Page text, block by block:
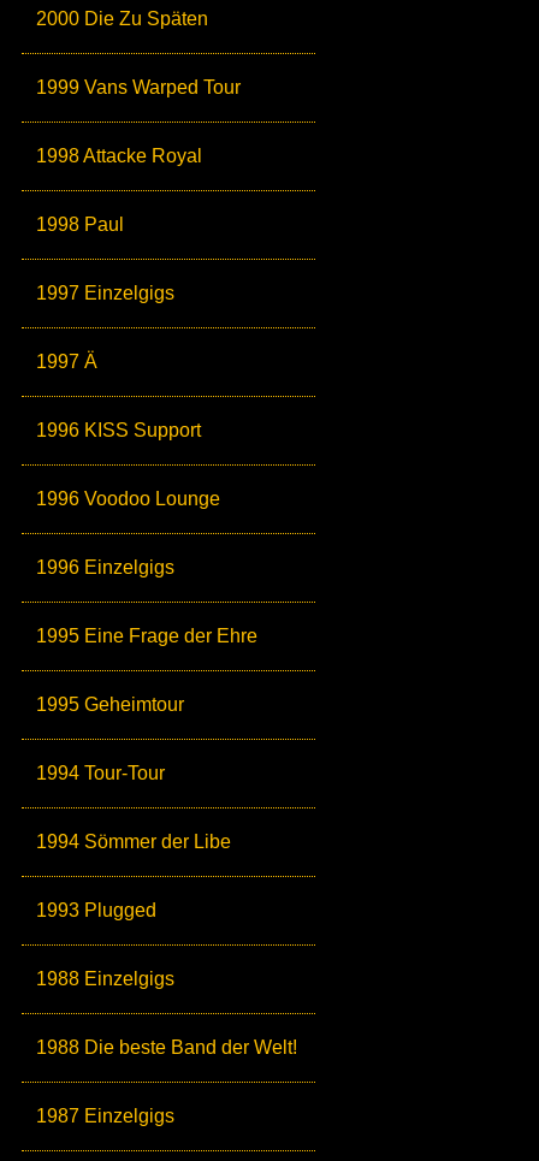
2000 Die Zu Späten
1999 Vans Warped Tour
1998 Attacke Royal
1998 Paul
1997 Einzelgigs
1997 Ä
1996 KISS Support
1996 Voodoo Lounge
1996 Einzelgigs
1995 Eine Frage der Ehre
1995 Geheimtour
1994 Tour-Tour
1994 Sömmer der Libe
1993 Plugged
1988 Einzelgigs
1988 Die beste Band der Welt!
1987 Einzelgigs